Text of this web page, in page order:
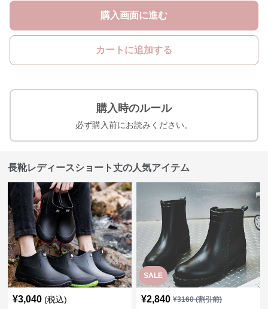
購入画面に進む
カートに追加する
購入時のルール
必ず購入前にお読みください。
長靴レディースショート丈の人気アイテム
¥3,040 (税込)
SALE
¥2,840 ¥3160(割引前)